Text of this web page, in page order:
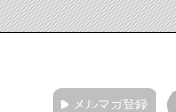
メルマガ登録